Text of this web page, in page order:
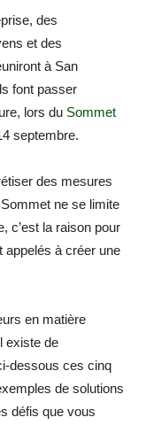
des
et des
à San
font passer
lors du Sommet
septembre.
des mesures
ne se limite
c’est la raison pour
appelés à créer une
en matière
existe de
dessous ces cinq
de solutions
défis que vous